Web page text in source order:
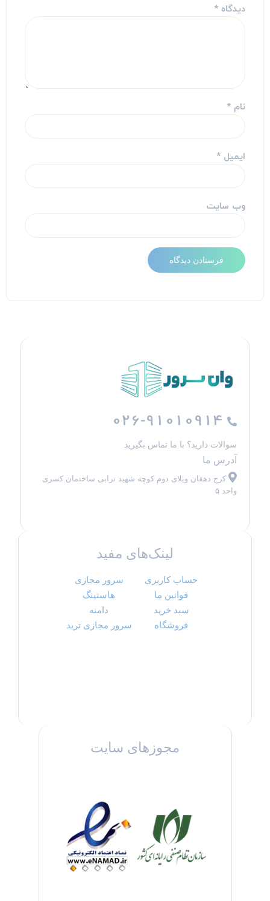
دیدگاه*
نام*
ایمیل*
وب‌ سایت
026-91010914
سوالات دارید؟ با ما تماس بگیرید
آدرس ما
کرج دهقان ویلای دوم کوچه شهید ترابی ساختمان کسری
واحد ۵
لینک‌های مفید
حساب کاربری
قوانین ما
سبد خرید
فروشگاه
سرور مجازی
هاستینگ
دامنه
سرور مجازی ترید
مجوزهای سایت